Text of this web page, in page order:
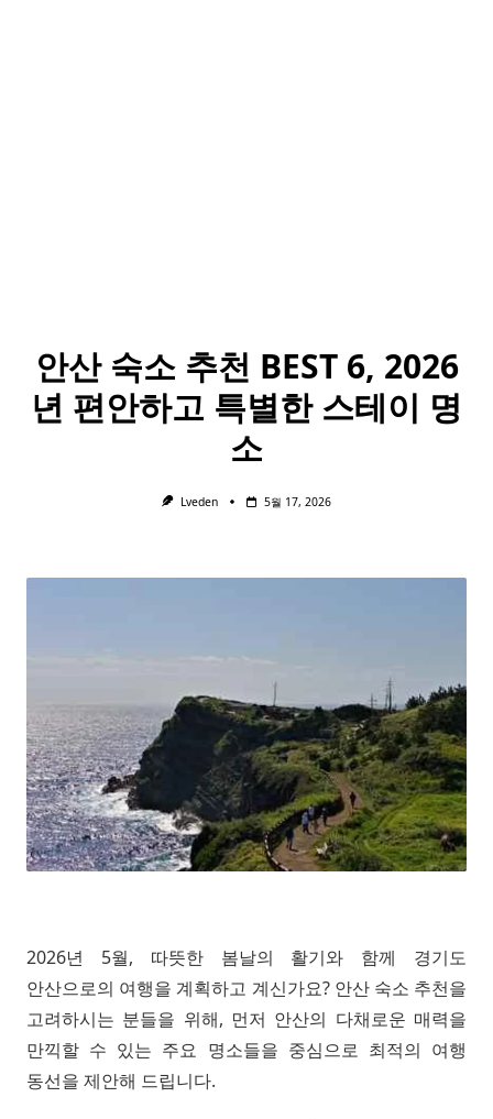
안산 숙소 추천 BEST 6, 2026
년 편안하고 특별한 스테이 명
소
Lveden 5월 17, 2026
2026년 5월, 따뜻한 봄날의 활기와 함께 경기도
안산으로의 여행을 계획하고 계신가요? 안산 숙소 추천을
고려하시는 분들을 위해, 먼저 안산의 다채로운 매력을
만끽할 수 있는 주요 명소들을 중심으로 최적의 여행
동선을 제안해 드립니다.